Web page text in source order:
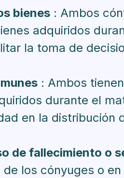
bienes : Ambos
adquiridos
la toma de
: Ambos tienen
durante el
en la distribución
de fallecimiento o
los cónyuges o